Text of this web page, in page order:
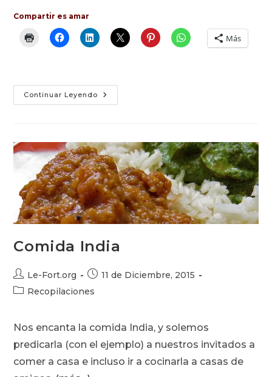
Compartir es amar
Más
Continuar Leyendo Sandwiches,
Sánguches,
Comida India
Autor
de
Le-Fort.org
Publicación
11 de Diciembre, 2015
Categoría
entrada:
Recopilaciones
Nos encanta la comida India, y solemos
predicarla (con el ejemplo) a nuestros invitados a
comer a casa e incluso ir a cocinarla a casas de